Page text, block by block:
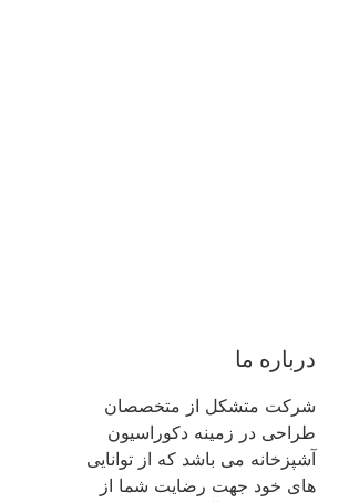
درباره ما
شرکت متشکل از متخصصان
طراحی در زمینه دکوراسیون
آشپزخانه می باشد که از توانایی
های خود جهت رضایت شما از